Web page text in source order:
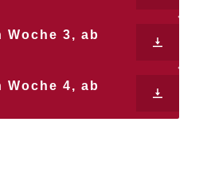
Woche 3, ab
Woche 4, ab